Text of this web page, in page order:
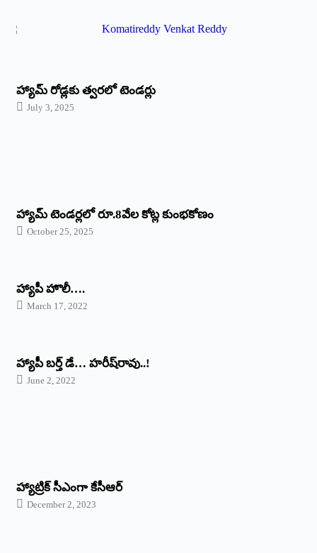
హ్యామ్‌ రోడ్లకు త్వరలో టెండర్లు
July 3, 2025
హ్యామ్‌ ‌టెండర్లలో రూ.8వేల కోట్ల కుంభకోణం
October 25, 2025
హ్యాపీ హొలీ….
March 17, 2022
హ్యాపీ బర్త్ ‌డే… హరీష్‌రావు..!
June 2, 2022
హ్యాట్రిక్‌ ‌సీఎంగా కేసీఆర్‌
December 2, 2023